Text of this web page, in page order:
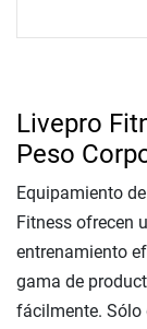
Livepro
Peso
Equipamiento
Fitness ofrecen
entrenamiento
gama de
fácilmente. Sólo